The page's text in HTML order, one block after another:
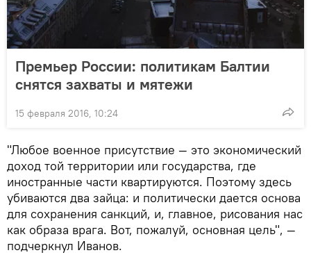
Премьер России: политикам Балтии
снятся захваты и мятежи
15 февраля 2016, 10:24
"Любое военное присутствие — это экономический
доход той территории или государства, где
иностранные части квартируются. Поэтому здесь
убиваются два зайца: и политически дается основа
для сохранения санкций, и, главное, рисования нас
как образа врага. Вот, пожалуй, основная цель", —
подчеркнул Иванов.